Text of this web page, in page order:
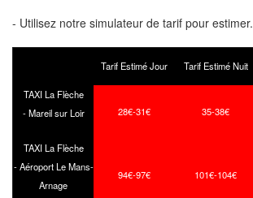
- Utilisez notre simulateur de tarif pour estimer.
Tarif Estimé Jour Tarif Estimé Nuit
TAXI La Flèche
- Mareil sur Loir
28€-31€ 35-38€
TAXI La Flèche
- Aéroport Le Mans-
Arnage
94€-97€ 101€-104€